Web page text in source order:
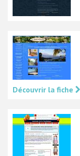
Découvrir la fiche